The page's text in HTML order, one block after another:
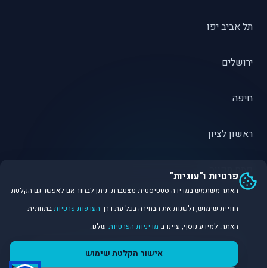
תל אביב יפו
ירושלים
חיפה
ראשון לציון
פתח תקווה
©
פלטפורמת נתונים ובינה מלאכותית לניתוח שוק הנדל״ן.
פרטיות ו"עוגיות"
האתר משתמש במדידה סטטיסטית מצטברת. ניתן לבחור אם לאפשר גם הקלטת
חוויית שימוש, ולשנות את הבחירה בכל עת דרך העדפות פרטיותבתחתית
האתר. למידע נוסף, עיינו ב מדיניות הפרטיות שלנו.
אישור הקלטת שימוש